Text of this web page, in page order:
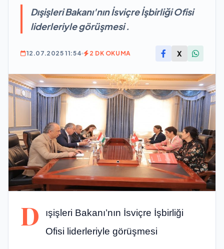
Dışişleri Bakanı'nın İsviçre İşbirliği Ofisi
liderleriyle görüşmesi .
12.07.2025 11:54 2 DK OKUMA X
D
ışişleri Bakanı’nın İsviçre İşbirliği
Ofisi liderleriyle görüşmesi